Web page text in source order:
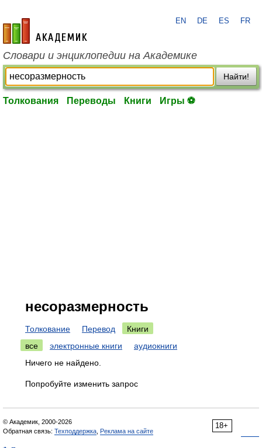
academic.ru
EN DE ES FR
Словари и энциклопедии на Академике
Найти!
Толкования Переводы Книги Игры ⚽
несоразмерность
Толкование Перевод
Книги
все
электронные книги
аудиокниги
Ничего не найдено.
Попробуйте изменить запрос
18+
© Академик, 2000-2026
Обратная связь: Техподдержка Реклама на сайте